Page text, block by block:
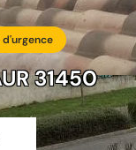
d'urgence
31450